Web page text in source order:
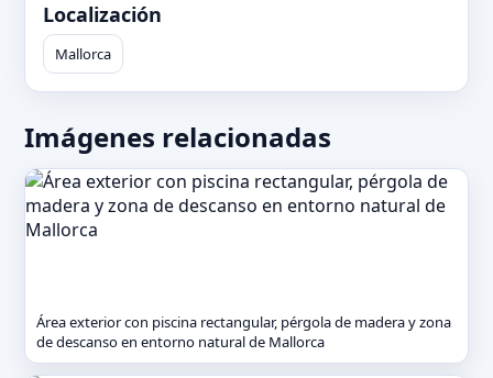
Localización
Mallorca
Imágenes relacionadas
Área exterior con piscina rectangular, pérgola de madera y zona
de descanso en entorno natural de Mallorca